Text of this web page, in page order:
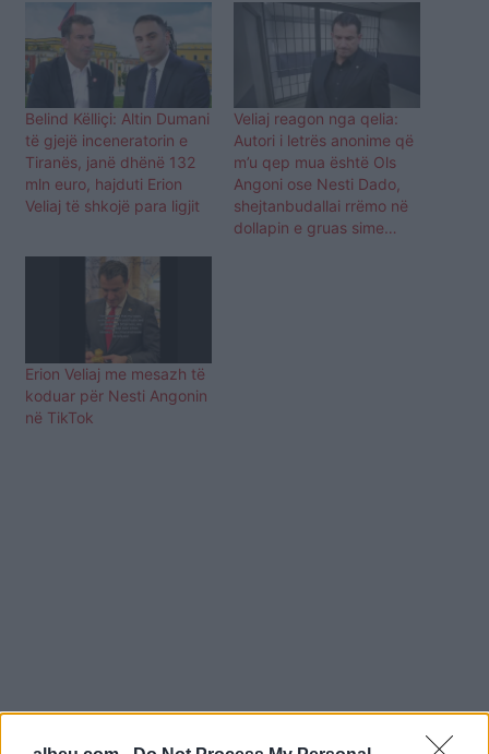
Belind Këlliçi: Altin Dumani
të gjejë inceneratorin e
Tiranës, janë dhënë 132
mln euro, hajduti Erion
Veliaj të shkojë para ligjit
Veliaj reagon nga qelia:
Autori i letrës anonime që
m’u qep mua është Ols
Angoni ose Nesti Dado,
shejtanbudallai rrëmo në
dollapin e gruas sime…
Erion Veliaj me mesazh të
koduar për Nesti Angonin
në TikTok